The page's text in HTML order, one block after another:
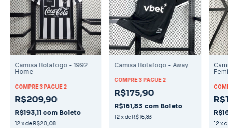
Camisa Botafogo - 1992
Home
COMPRE 3 PAGUE 2
R$209,90
R$193,11 com Boleto
12xde R$20,08
Camisa Botafogo - Away
COMPRE 3 PAGUE 2
R$175,90
R$161,83 com Boleto
12xde R$16,83
12 x